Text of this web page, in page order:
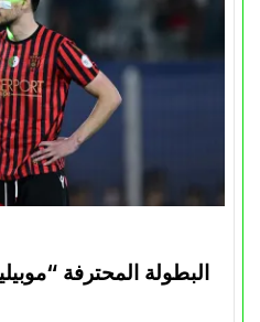
البطولة المحترفة